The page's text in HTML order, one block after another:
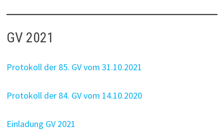
GV 2021
Protokoll der 85. GV vom 31.10.2021
Protokoll der 84. GV vom 14.10.2020
Einladung GV 2021